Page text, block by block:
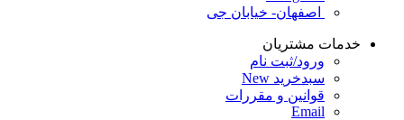
اصفهان- خیابان جی
خدمات مشتریان
ورود/ثبت نام
سبدخرید New
قوانین و مقررات
Email